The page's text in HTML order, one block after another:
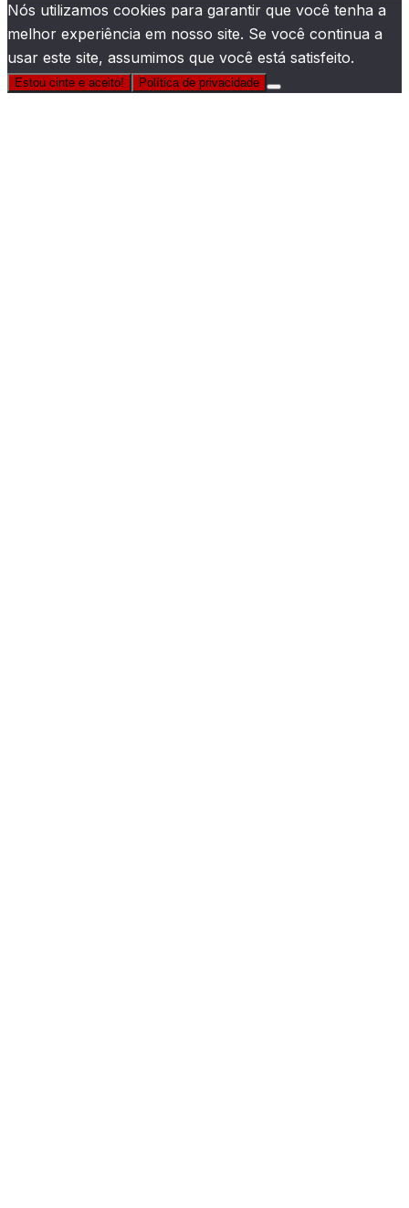
Nós utilizamos cookies para garantir que você tenha a
melhor experiência em nosso site. Se você continua a
usar este site, assumimos que você está satisfeito.
Estou cinte e aceito! Política de privacidade